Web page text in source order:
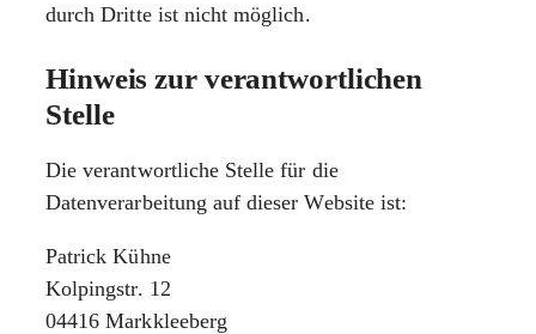
durch Dritte ist nicht möglich.
Hinweis zur verantwortlichen
Stelle
Die verantwortliche Stelle für die
Datenverarbeitung auf dieser Website ist:
Patrick Kühne
Kolpingstr. 12
04416 Markkleeberg